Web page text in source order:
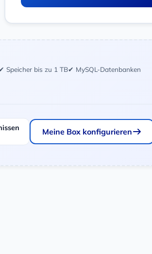
Speicher bis zu 1 TB✔ MySQL-Datenbanken
Meine Box konfigurieren